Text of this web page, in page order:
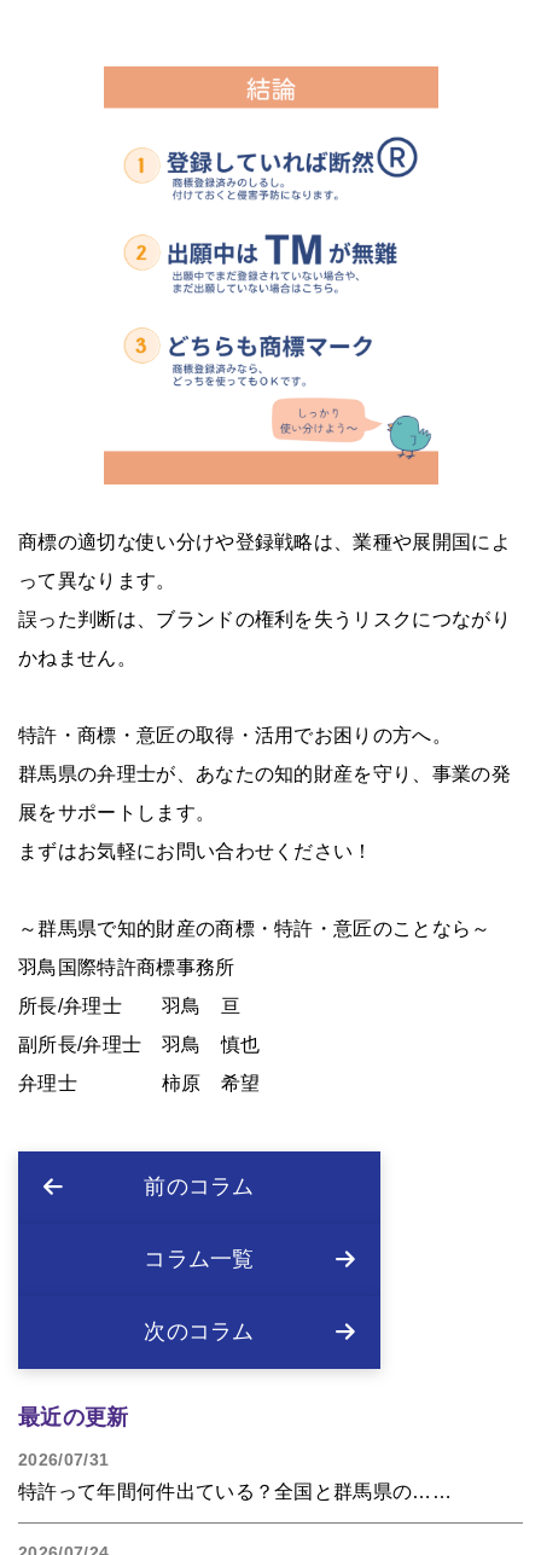
商標の適切な使い分けや登録戦略は、業種や展開国によ
って異なります。
誤った判断は、ブランドの権利を失うリスクにつながり
かねません。
特許・商標・意匠の取得・活用でお困りの方へ。
群馬県の弁理士が、あなたの知的財産を守り、事業の発
展をサポートします。
まずはお気軽にお問い合わせください！
～群馬県で知的財産の商標・特許・意匠のことなら～
羽鳥国際特許商標事務所
所長/弁理士 羽鳥 亘
副所長/弁理士 羽鳥 慎也
弁理士 柿原 希望
前のコラム
コラム一覧
次のコラム
最近の更新
2026/07/31
特許って年間何件出ている？全国と群馬県の……